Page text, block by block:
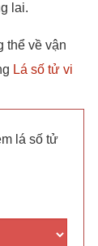
lai.
thể về vận
Lá số tử vi
lá số tử